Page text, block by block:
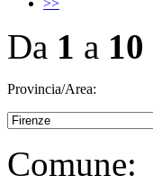
>>
Da 1 a 10
Provincia/Area:
Comune: